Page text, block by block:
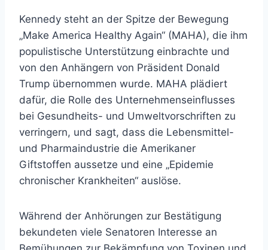
Kennedy steht an der Spitze der Bewegung
„Make America Healthy Again“ (MAHA), die ihm
populistische Unterstützung einbrachte und
von den Anhängern von Präsident Donald
Trump übernommen wurde. MAHA plädiert
dafür, die Rolle des Unternehmenseinflusses
bei Gesundheits- und Umweltvorschriften zu
verringern, und sagt, dass die Lebensmittel-
und Pharmaindustrie die Amerikaner
Giftstoffen aussetze und eine „Epidemie
chronischer Krankheiten“ auslöse.
Während der Anhörungen zur Bestätigung
bekundeten viele Senatoren Interesse an